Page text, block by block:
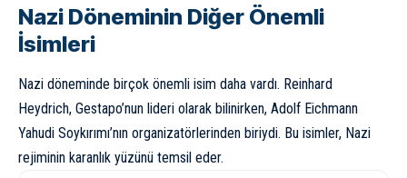
Nazi Döneminin Diğer Önemli
İsimleri
Nazi döneminde birçok önemli isim daha vardı. Reinhard
Heydrich, Gestapo’nun lideri olarak bilinirken, Adolf Eichmann
Yahudi Soykırımı’nın organizatörlerinden biriydi. Bu isimler, Nazi
rejiminin karanlık yüzünü temsil eder.